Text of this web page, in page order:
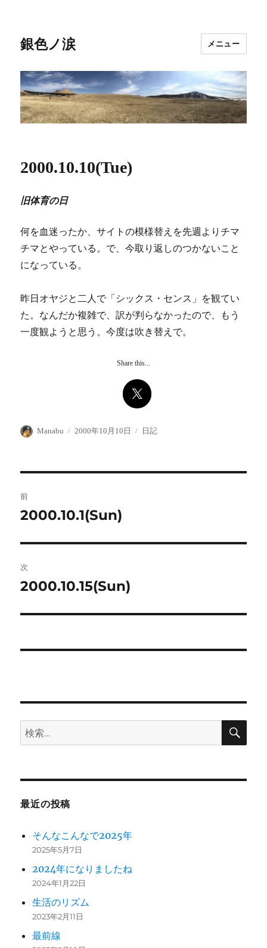
銀色ノ涙 メニュー
2000.10.10(Tue)
旧体育の日
何を血迷ったか、サイトの模様替えを先週よりチマ
チマとやっている。で、今取り返しのつかないこと
になっている。
昨日オヤジと二人で「シックス・センス」を観てい
た。なんだか複雑で、訳が判らなかったので、もう
一度観ようと思う。今度は吹き替えで。
Share this...
投
Manabu
投
2000年10月10日
カ
日記
稿
ビ
ゲ
ー
前
前
投
稿:
2000.10.1(Sun)
次
次
投
2000.10.15(Sun)
検
索:
検
最近の投稿
そんなこんなで2025年
2025年5月7日
2024年になりましたね
2024年1月22日
生活のリズム
2023年2月11日
最前線